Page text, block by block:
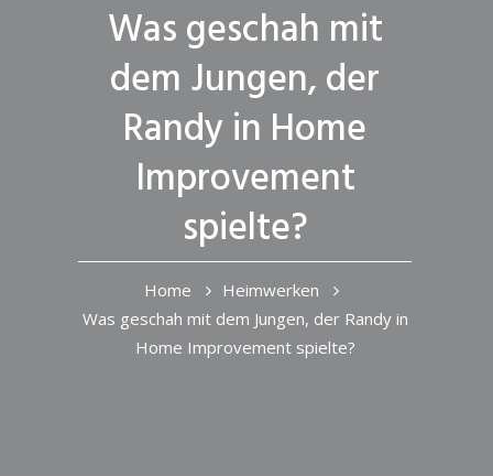
Was geschah mit
dem Jungen, der
Randy in Home
Improvement
spielte?
Home
Heimwerken
Was geschah mit dem Jungen, der Randy in
Home Improvement spielte?